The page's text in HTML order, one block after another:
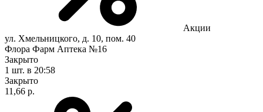
Акции
ул. Хмельницкого, д. 10, пом. 40
Флора Фарм Аптека №16
Закрыто
1 шт. в 20:58
Закрыто
11,66 р.